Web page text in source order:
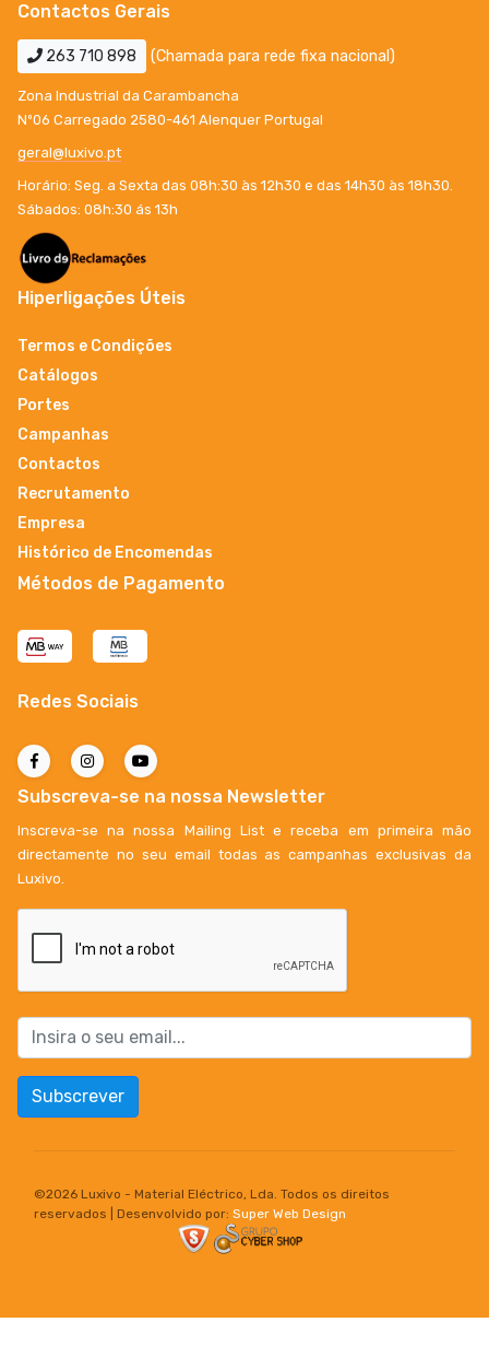
Contactos Gerais
263 710 898 (Chamada para rede fixa nacional)
Zona Industrial da Carambancha
Nº06 Carregado 2580-461 Alenquer Portugal
geral@luxivo.pt
Horário: Seg. a Sexta das 08h:30 às 12h30 e das 14h30 às 18h30.
Sábados: 08h:30 ás 13h
Hiperligações Úteis
Termos e Condições
Catálogos
Portes
Campanhas
Contactos
Recrutamento
Empresa
Histórico de Encomendas
Métodos de Pagamento
Redes Sociais
Subscreva-se na nossa Newsletter
Inscreva-se na nossa Mailing List e receba em primeira mão
directamente no seu email todas as campanhas exclusivas da
Luxivo.
Subscrever
©2026 Luxivo - Material Eléctrico, Lda. Todos os direitos
reservados | Desenvolvido por: Super Web Design